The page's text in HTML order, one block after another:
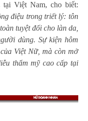
tại Việt Nam, cho biết:
điệu trong triết lý: tôn
tuyệt đối cho làn da,
dùng. Sự kiện hôm
Việt Nữ, mà còn mở
thẩm mỹ cao cấp tại